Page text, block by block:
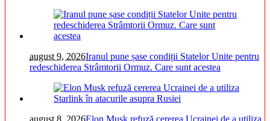
august 9, 2026Iranul pune șase condiții Statelor Unite pentru
redeschiderea Strâmtorii Ormuz. Care sunt acestea